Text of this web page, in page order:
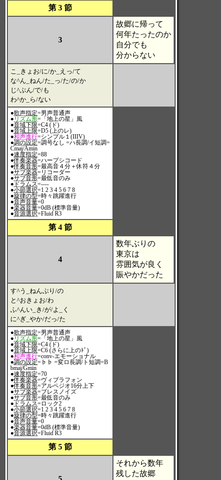
第 3 節
3
故郷に帰って
何年たったのか
自分でも
分からない
こ_きょお/に/か_えっ/て
な^ん_ねん/た_っ/た/の/か
じ^ぶん/で/も
わ^か_ら/ない
●歌声指定=男声普通声
●リズム形=「地上の星」風
●音域下限=C4 (ド)
●音域上限=D5 (上のレ)
●和声進行=シンプル１(IIIV)
●調の設定=調号なし =ハ長調/イ短調=
Cmaj/Amin
●速度指定=88
●伴奏楽器=ハープシコード
●伴奏音形=最高音４分＋休符４分
●サブ楽器=リコーダー
●サブ音形=最低音のみ
● ドラムス=----
●小節選択=1 2 3 4 5 6 7 8
●旋律の型=時々跳躍進行
●音声音量=0
●楽器音量=0dB (標準音量)
●音源選択=Fluid R3
第 4 節
4
数年ぶりの
東京は
雰囲気が良く
賑やかだった
す^う_ねんぶり/の
と^おきょお/わ
ふ^んい_き/が/よ_く
に^ぎ_やか/だっ/た
●歌声指定=男声普通声
●リズム形=「地上の星」風
●音域下限=C4 (ド)
●音域上限=C6 (さらに上のﾄﾞ)
●和声進行=conv-エモーショナル
●調の設定=♭♭ =変ロ長調/ト短調=B
bmaj/Gmin
●速度指定=70
●伴奏楽器=ヴィブラフォン
●伴奏音形=アルペジオ16分上下
●サブ楽器=ブレスノイズ
●サブ音形=最低音のみ
● ドラムス=ロック2
●小節選択=1 2 3 4 5 6 7 8
●旋律の型=時々跳躍進行
●音声音量=0
●楽器音量=0dB (標準音量)
●音源選択=Fluid R3
第 5 節
それから数年
残した故郷